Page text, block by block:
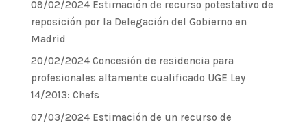
09/02/2024 Estimación de recurso potestativo de
reposición por la Delegación del Gobierno en
Madrid
20/02/2024 Concesión de residencia para
profesionales altamente cualificado UGE Ley
14/2013: Chefs
07/03/2024 Estimación de un recurso de